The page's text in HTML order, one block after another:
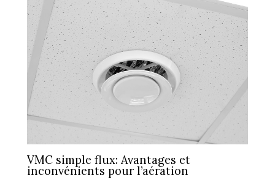
VMC simple flux: Avantages et
inconvénients pour l’aération